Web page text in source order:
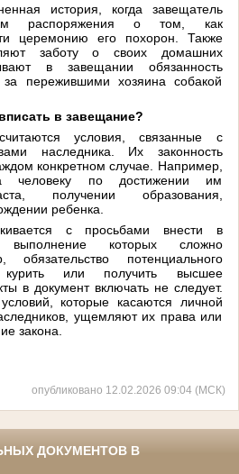
история, когда завещатель
распоряжения о том, как
церемонию его похорон. Также
заботу о своих домашних
в завещании обязанность
за пережившими хозяина собакой
в завещание?
условия, связанные с
наследника. Их законность
конкретном случае. Например,
человеку по достижении им
получении образования,
ребенка.
с просьбами внести в
выполнение которых сложно
обязательство потенциального
курить или получить высшее
в документ включать не следует.
которые касаются личной
ущемляют их права или
закона.
опубликовано 12.02.2026 09:04 (МСК)
ДОКУМЕНТОВ В